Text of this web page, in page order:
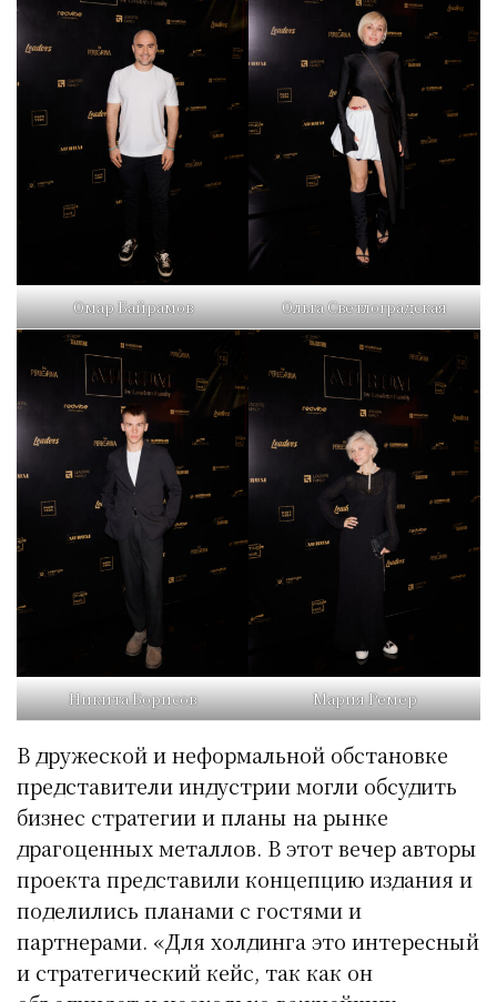
Омар Байрамов Ольга Светлоградская
Никита Борисов Мария Ремер
В дружеской и неформальной обстановке
представители индустрии могли обсудить
бизнес стратегии и планы на рынке
драгоценных металлов. В этот вечер авторы
проекта представили концепцию издания и
поделились планами с гостями и
партнерами. «Для холдинга это интересный
и стратегический кейс, так как он